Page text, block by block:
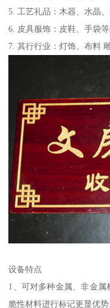
5. 工艺礼品：木器、水晶
6. 皮具服饰：皮鞋、手袋
7. 其行行业：灯饰、布料
设备特点
1、可对多种金属、非金属
脆性材料进行标记更显优势